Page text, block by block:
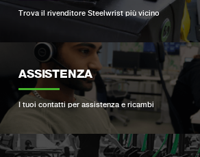
Trova il rivenditore Steelwrist più vicino
ASSISTENZA
I tuoi contatti per assistenza e ricambi